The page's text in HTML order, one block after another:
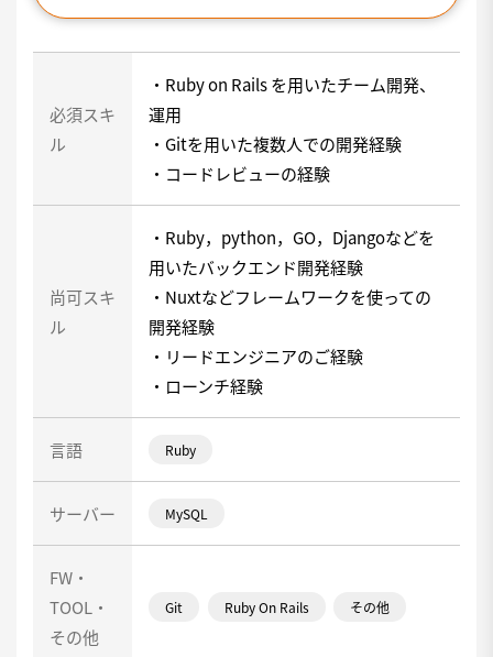
必須スキ
ル
・Ruby on Rails を用いたチーム開発、
運用
・Gitを用いた複数人での開発経験
・コードレビューの経験
尚可スキ
ル
・Ruby，python，GO，Djangoなどを
用いたバックエンド開発経験
・Nuxtなどフレームワークを使っての
開発経験
・リードエンジニアのご経験
・ローンチ経験
言語 Ruby
サーバー MySQL
FW・
TOOL・
その他
Git Ruby On Rails その他